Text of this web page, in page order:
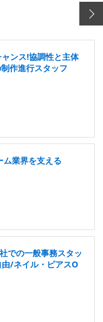
ンス!協調性と主体
作進行スタッフ
業界を支える
での一般事務スタッ
/ネイル・ピアスO